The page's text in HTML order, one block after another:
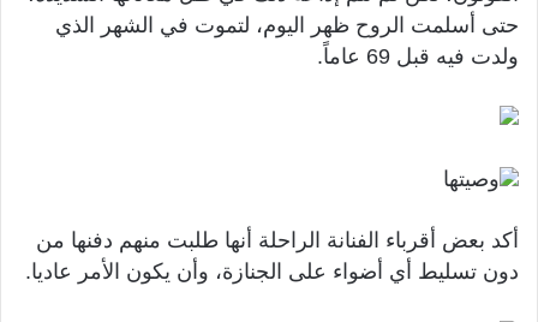
حتى أسلمت الروح ظهر اليوم، لتموت في الشهر الذي
ولدت فيه قبل 69 عاماً.
وصيتها
أكد بعض أقرباء الفنانة الراحلة أنها طلبت منهم دفنها من
دون تسليط أي أضواء على الجنازة، وأن يكون الأمر عاديا.